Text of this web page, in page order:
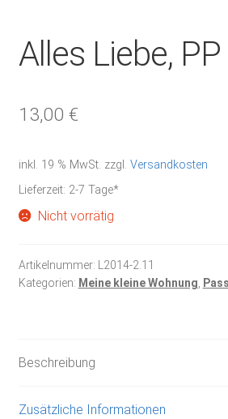
Alles Liebe, PP
13,00 €
inkl. 19 % MwSt. zzgl. Versandkosten
Lieferzeit: 2-7 Tage*
Nicht vorrätig
Artikelnummer: L2014-2.11
Kategorien: Meine kleine Wohnung,
Beschreibung
Zusätzliche Informationen